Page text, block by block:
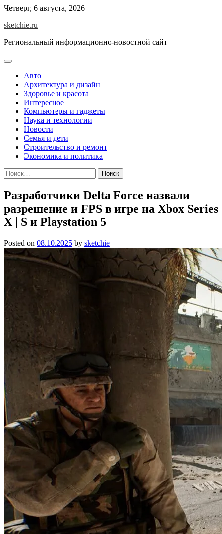
Skip
content
Четверг, 6 августа, 2026
sketchie.ru
Региональный информационно-новостной сайт
Авто
Архитектура и дизайн
Здоровье и красота
Интересное
Компьютеры и гаджеты
Наука и технологии
Новости
Семья и дети
Строительство и ремонт
Экономика и политика
Найти:
Разработчики Delta Force назвали
разрешение и FPS в игре на Xbox Series
X | S и Playstation 5
Posted on 08.10.2025 by sketchie